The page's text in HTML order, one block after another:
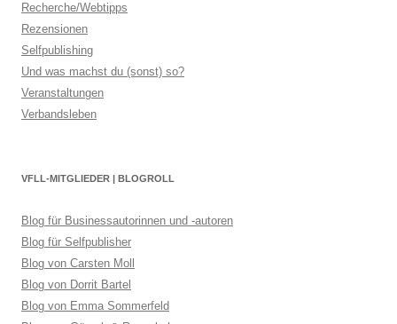
Recherche/Webtipps
Rezensionen
Selfpublishing
Und was machst du (sonst) so?
Veranstaltungen
Verbandsleben
VFLL-MITGLIEDER | BLOGROLL
Blog für Businessautorinnen und -autoren
Blog für Selfpublisher
Blog von Carsten Moll
Blog von Dorrit Bartel
Blog von Emma Sommerfeld